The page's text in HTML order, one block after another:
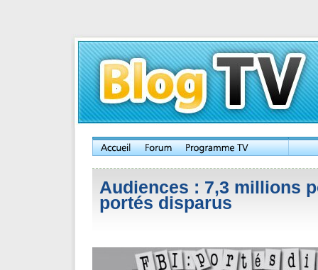
Audiences : 7,3 millions
portés disparus